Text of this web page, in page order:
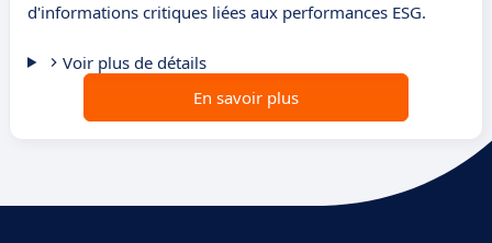
d'informations critiques liées aux performances ESG.
Voir plus de détails
En savoir plus